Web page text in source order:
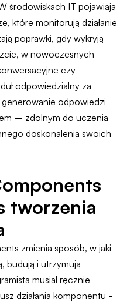
środowiskach IT pojawiają
które monitorują działanie
poprawki, gdy wykryją
w nowoczesnych
czy
odpowiedzialny za
odpowiedzi
– zdolnym do uczenia
doskonalenia swoich
tworzenia
zmienia sposób, w jaki
budują i utrzymują
musiał ręcznie
działania komponentu -